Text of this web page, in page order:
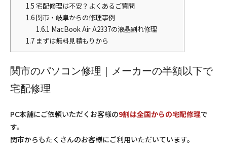
1.5 宅配修理は不安？よくあるご質問
1.6関市・岐阜からの修理事例
1.6.1 MacBook Air A2337の液晶割れ修理
1.7まずは無料見積もりから
関市のパソコン修理｜メーカーの半額以下で
宅配修理
PC本舗にご依頼いただくお客様の9割は全国からの宅配修理で
す。
関市からもたくさんのお客様にご利用いただいています。